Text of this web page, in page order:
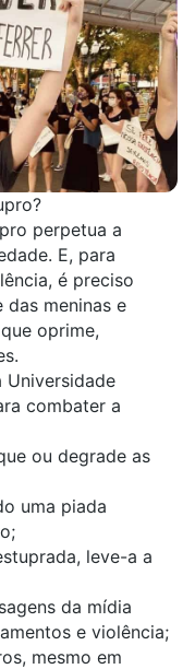
perpetua a
E, para
é preciso
das meninas e
oprime,
.
Universidade
combater a
ou degrade as
uma piada
leve-a a
da mídia
e violência;
mesmo em